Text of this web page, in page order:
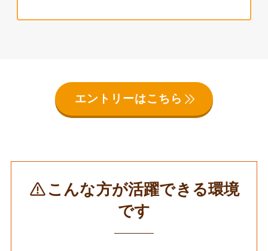
エントリーはこちら
こんな方が活躍できる環境
です